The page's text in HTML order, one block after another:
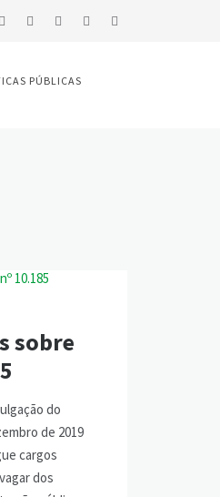
PÚBLICAS
sobre
do
de 2019
cargos
dos